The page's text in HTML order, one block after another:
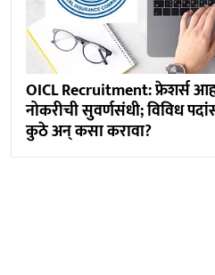
OICL Recruitment: फ्रेशर्स
नोकरीची सुवर्णसंधी; विविध
कुठे अन् कसा करावा?